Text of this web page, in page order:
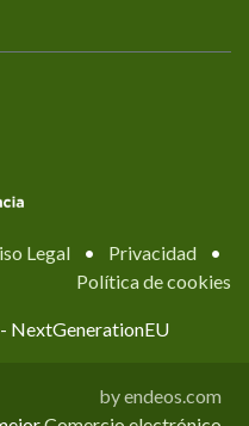
Legal • Privacidad
•
Política de cookies
NextGenerationEU
by endeos.com